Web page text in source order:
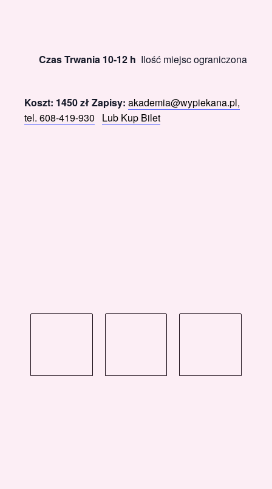
Czas Trwania 10-12 h Ilość miejsc ograniczona
Koszt: 1450 złZapisy: akademia@wypiekana.pl,
tel. 608-419-930
Lub Kup Bilet